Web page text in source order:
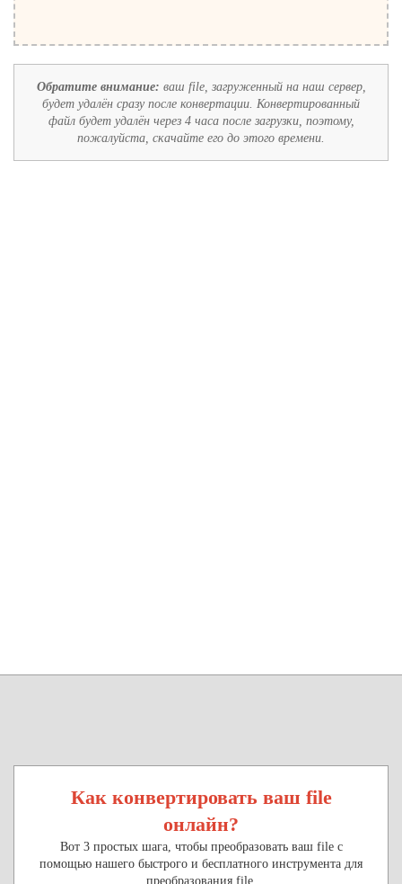
Обратите внимание: ваш file, загруженный на наш сервер,
будет удалён сразу после конвертации. Конвертированный
файл будет удалён через 4 часа после загрузки, поэтому,
пожалуйста, скачайте его до этого времени.
Как конвертировать ваш file
онлайн?
Вот 3 простых шага, чтобы преобразовать ваш file с
помощью нашего быстрого и бесплатного инструмента для
преобразования file.